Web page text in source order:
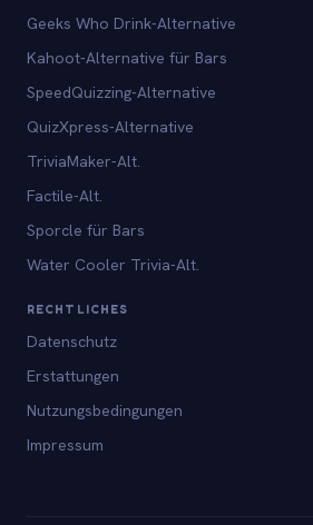
Geeks Who Drink-Alternative
Kahoot-Alternative für Bars
SpeedQuizzing-Alternative
QuizXpress-Alternative
TriviaMaker-Alt.
Factile-Alt.
Sporcle für Bars
Water Cooler Trivia-Alt.
RECHTLICHES
Datenschutz
Erstattungen
Nutzungsbedingungen
Impressum